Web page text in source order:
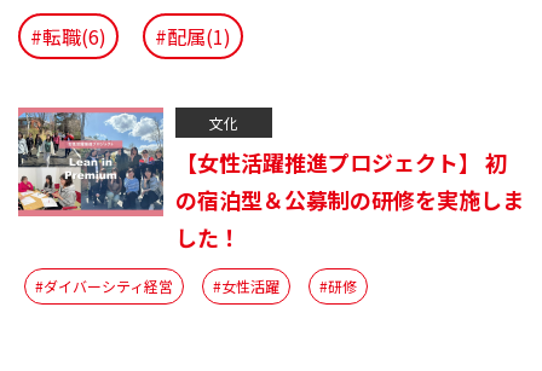
#転職(6) #配属(1)
文化
【女性活躍推進プロジェクト】 初
の宿泊型＆公募制の研修を実施しま
した！
#ダイバーシティ経営 #女性活躍 #研修